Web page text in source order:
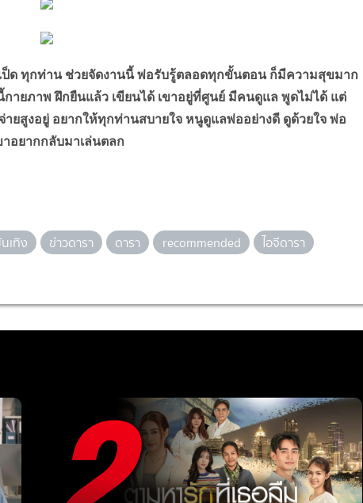
ป็ด ทุกท่าน ช่วยจัดงานนี้ พ่อรับรู้ตลอดทุกขั้นตอน ก็มีความสุขมาก
ยภาพ ฝึกยืนแล้ว เขียนได้ เขาอยู่ที่ศูนย์ มีคนดูแล พูดไม่ได้ แต่
ยสูงอยู่ อยากให้ทุกท่านสบายใจ หนูดูแลพ่ออย่างดี ดูด้วยใจ พ่อ
อยากกลับมาเล่นตลก
เทิง ข่าวดารา ดารา recommended ไอจีดารา